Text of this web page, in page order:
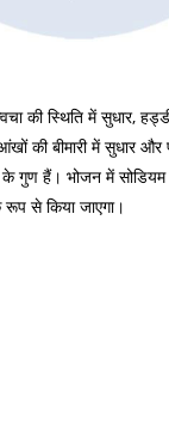
की स्थिति में सुधार,
की बीमारी में सुधार
गुण हैं। भोजन में सोडियम
से किया जाएगा।